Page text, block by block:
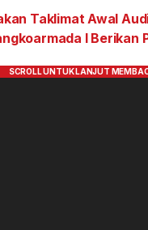
Taklimat Awal
I Berikan